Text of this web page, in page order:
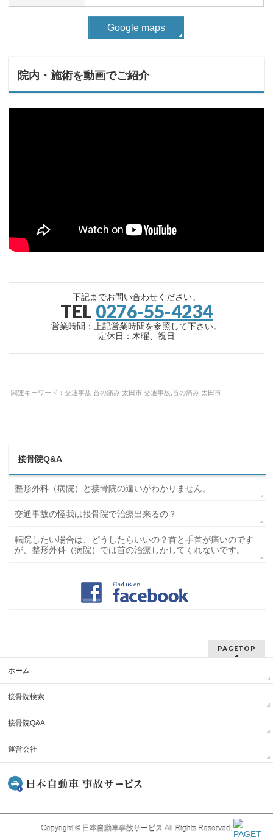
Google maps
院内・施術を動画でご紹介
下記までお問い合わせください。
TEL 0276-55-4234
営業時間：上記営業時間を参照して下さい。
定休日：木曜、祝日
関連キーワード：交通事故 首の痛み 太田市,交通事故,首の痛み,太田市
接骨院Q&A
整形外科（病院）と接骨院の違いがわかりません。
交通事故の怪我は接骨院で治療出来るの？
転院したい場合は、どうしたらいいの？首と手首が痛いのです
が、整形外科（病院）では首の治療しかしてくれないです。
PAGETOP
ホーム
接骨院検索
接骨院Q&A
運営会社
Copyright © 日本自動車事故サービス All Rights Reserved.